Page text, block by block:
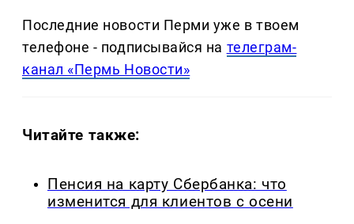
Последние новости Перми уже в твоем
телефоне - подписывайся на телеграм-
канал «Пермь Новости»
Читайте также:
Пенсия на карту Сбербанка: что
изменится для клиентов с осени